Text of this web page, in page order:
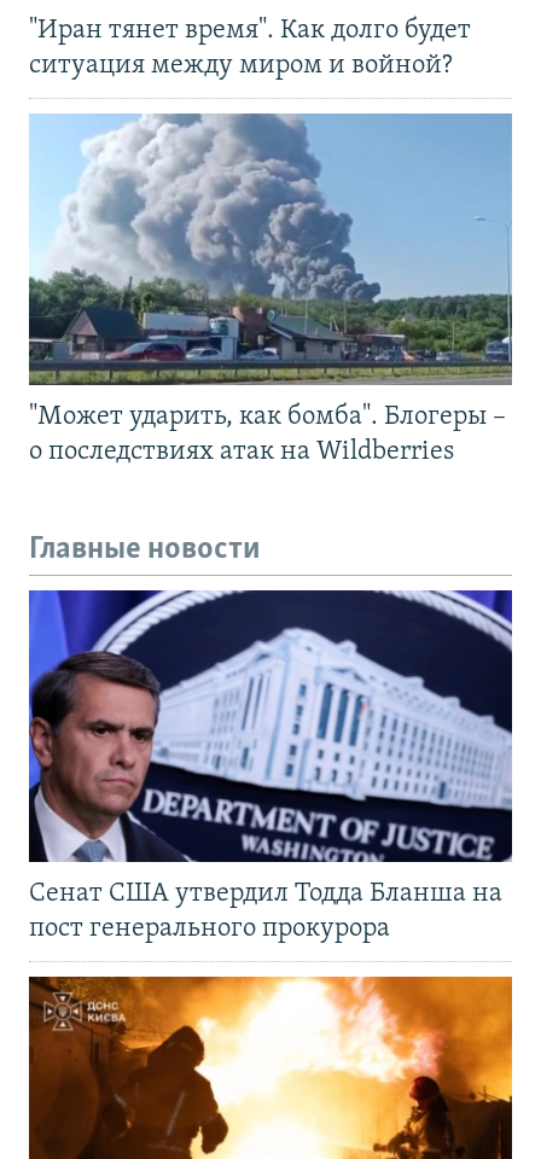
"Иран тянет время". Как долго будет
ситуация между миром и войной?
"Может ударить, как бомба". Блогеры –
о последствиях атак на Wildberries
Главные новости
Сенат США утвердил Тодда Бланша на
пост генерального прокурора